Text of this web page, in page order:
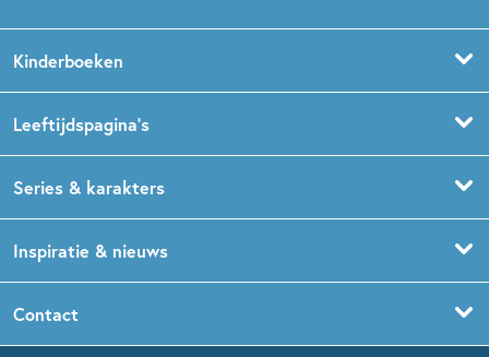
Kinderboeken
Prentenboeken
Babyboeken
Sprookjesboeken
Leeftijdspagina’s
Boekentips 1,5 - 3 jaar
Boekentips 5 - 7 jaar
Series & karakters
Dog Man
Inspiratie & nieuws
Kinderjury
Contact